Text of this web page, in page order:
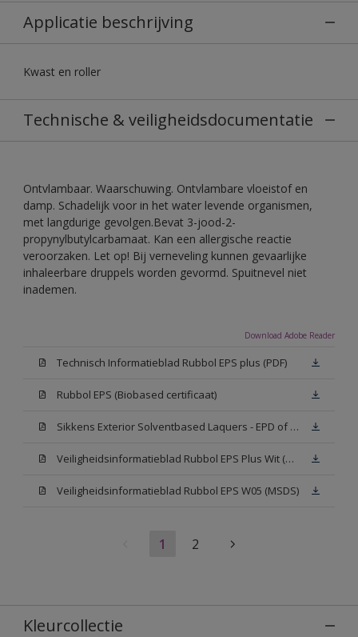
Applicatie beschrijving
Kwast en roller
Technische & veiligheidsdocumentatie
Ontvlambaar. Waarschuwing. Ontvlambare vloeistof en
damp. Schadelijk voor in het water levende organismen,
met langdurige gevolgen.Bevat 3-jood-2-
propynylbutylcarbamaat. Kan een allergische reactie
veroorzaken. Let op! Bij verneveling kunnen gevaarlijke
inhaleerbare druppels worden gevormd. Spuitnevel niet
inademen.
Download Adobe Reader
Technisch Informatieblad Rubbol EPS plus (PDF)
Rubbol EPS (Biobased certificaat)
Sikkens Exterior Solventbased Laquers - EPD of Milieuproductverklaring
Veiligheidsinformatieblad Rubbol EPS Plus Wit (MSDS)
Veiligheidsinformatieblad Rubbol EPS W05 (MSDS)
1 2
Kleurcollectie